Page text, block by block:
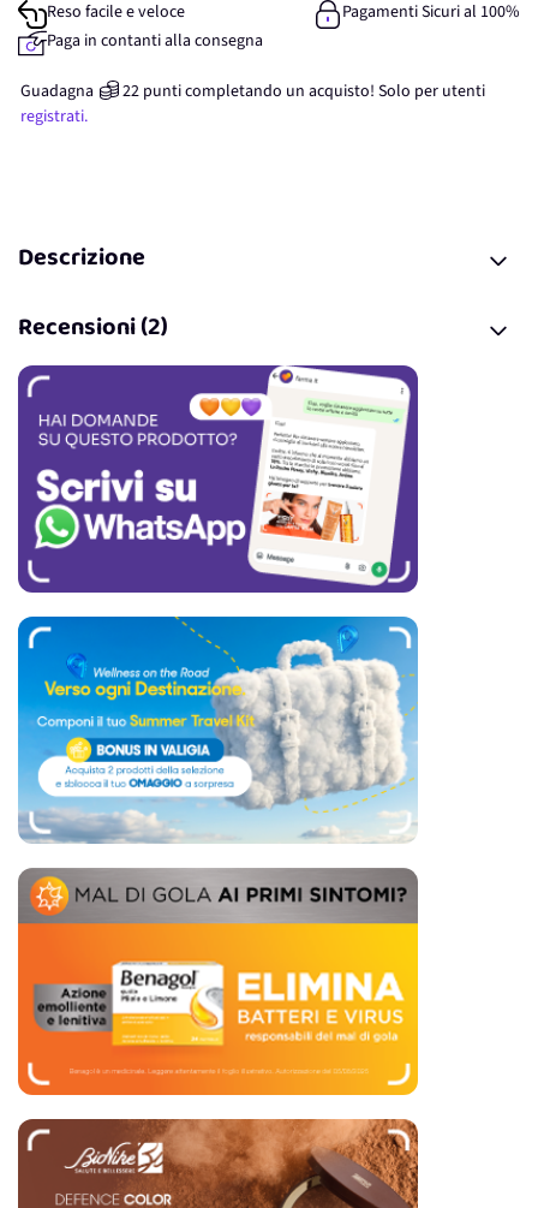
Reso facile e veloce
Pagamenti Sicuri al 100%
Paga in contanti alla consegna
Guadagna 22 punticompletando un acquisto! Solo per utenti
registrati.
Descrizione
Recensioni (2)